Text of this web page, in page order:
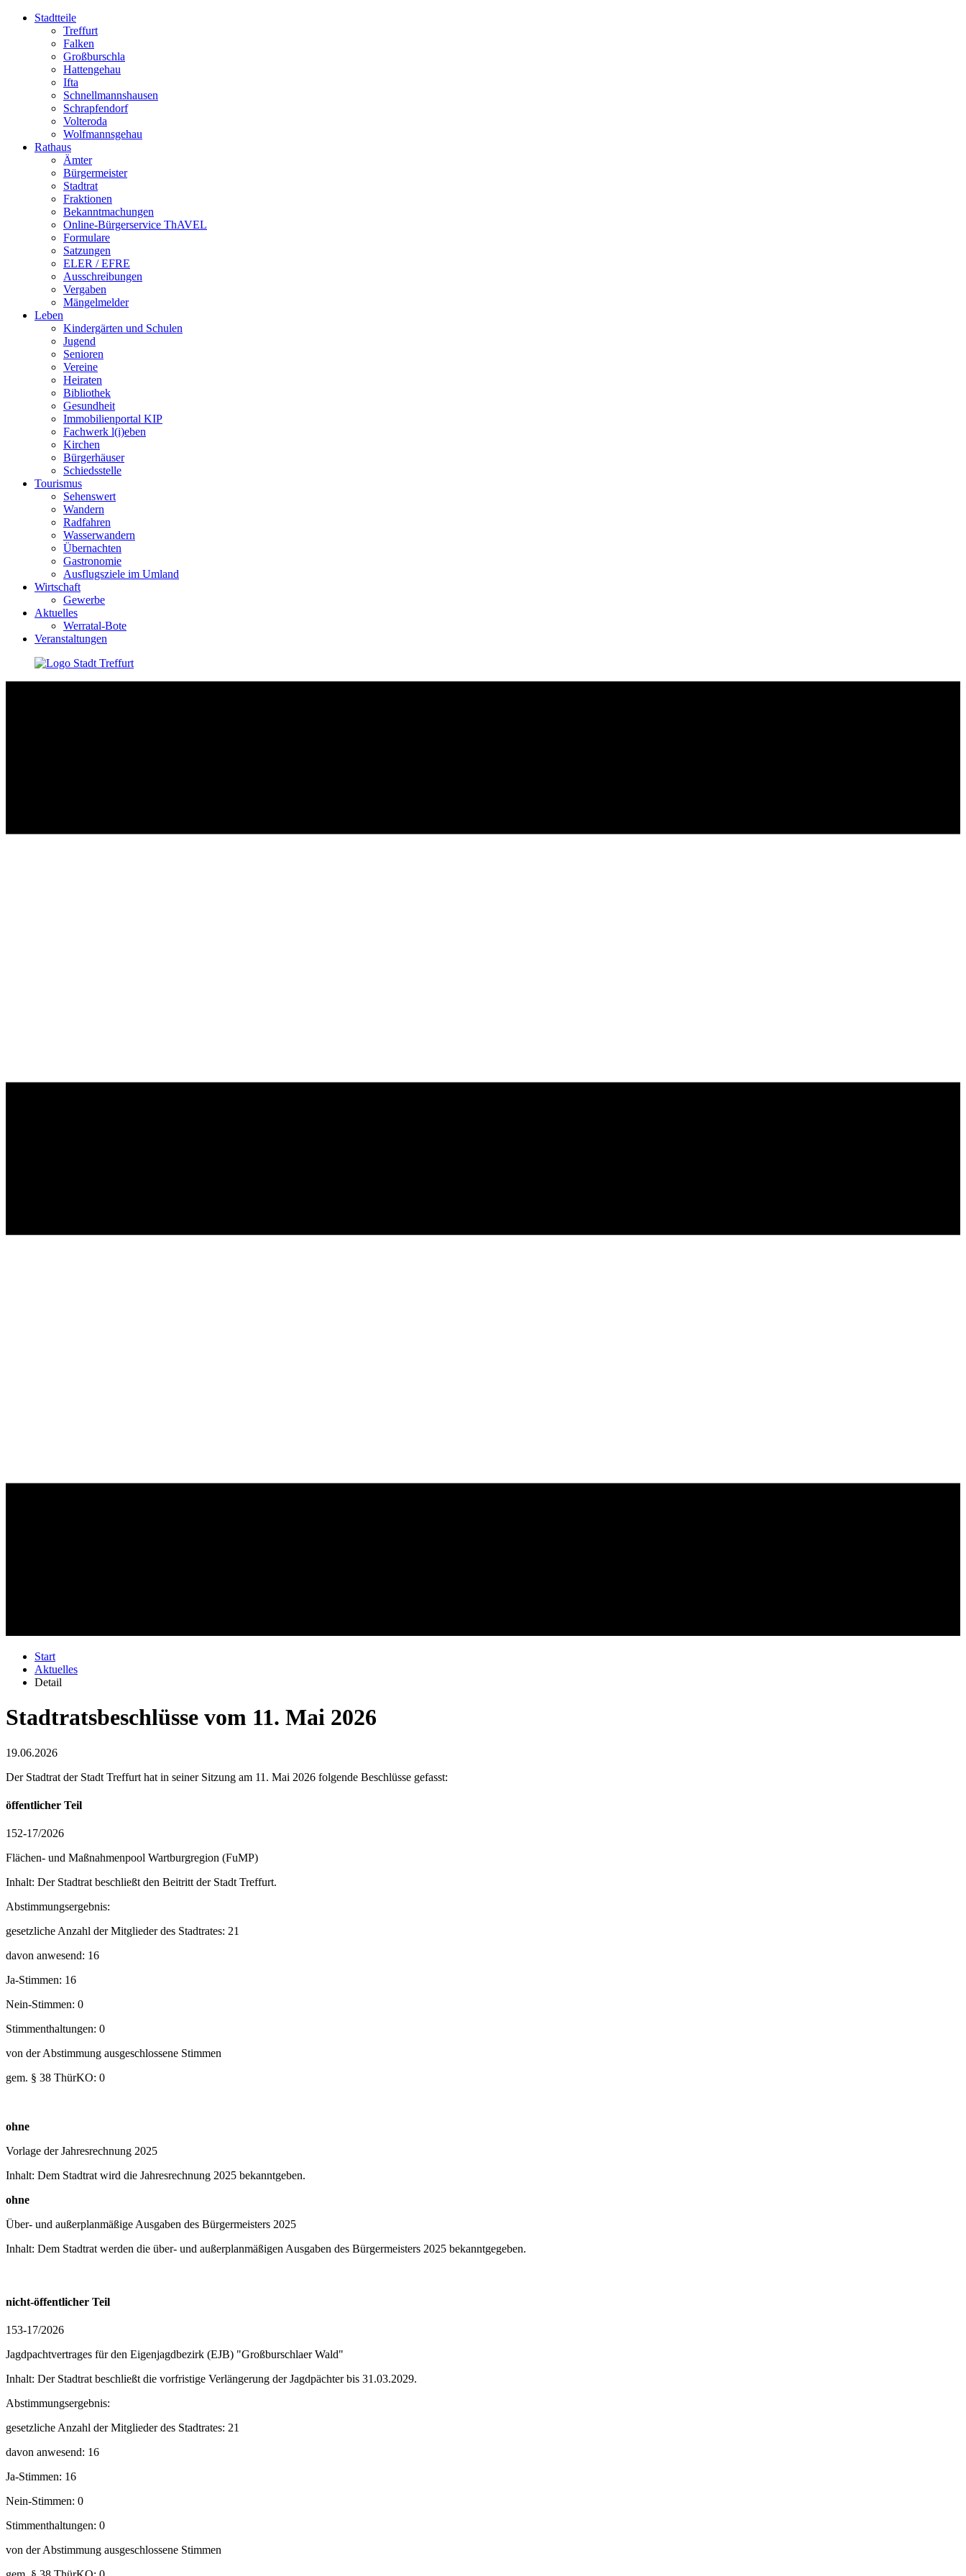
Stadtteile
Treffurt
Falken
Großburschla
Hattengehau
Ifta
Schnellmannshausen
Schrapfendorf
Volteroda
Wolfmannsgehau
Rathaus
Ämter
Bürgermeister
Stadtrat
Fraktionen
Bekanntmachungen
Online-Bürgerservice ThAVEL
Formulare
Satzungen
ELER / EFRE
Ausschreibungen
Vergaben
Mängelmelder
Leben
Kindergärten und Schulen
Jugend
Senioren
Vereine
Heiraten
Bibliothek
Gesundheit
Immobilienportal KIP
Fachwerk l(i)eben
Kirchen
Bürgerhäuser
Schiedsstelle
Tourismus
Sehenswert
Wandern
Radfahren
Wasserwandern
Übernachten
Gastronomie
Ausflugsziele im Umland
Wirtschaft
Gewerbe
Aktuelles
Werratal-Bote
Veranstaltungen
Start
Aktuelles
Detail
Stadtratsbeschlüsse vom 11. Mai 2026
19.06.2026
Der Stadtrat der Stadt Treffurt hat in seiner Sitzung am 11. Mai 2026 folgende Beschlüsse gefasst:
öffentlicher Teil
152-17/2026
Flächen- und Maßnahmenpool Wartburgregion (FuMP)
Inhalt: Der Stadtrat beschließt den Beitritt der Stadt Treffurt.
Abstimmungsergebnis:
gesetzliche Anzahl der Mitglieder des Stadtrates: 21
davon anwesend: 16
Ja-Stimmen: 16
Nein-Stimmen: 0
Stimmenthaltungen: 0
von der Abstimmung ausgeschlossene Stimmen
gem. § 38 ThürKO: 0
ohne
Vorlage der Jahresrechnung 2025
Inhalt: Dem Stadtrat wird die Jahresrechnung 2025 bekanntgeben.
ohne
Über- und außerplanmäßige Ausgaben des Bürgermeisters 2025
Inhalt: Dem Stadtrat werden die über- und außerplanmäßigen Ausgaben des Bürgermeisters 2025 bekanntgegeben.
nicht-öffentlicher Teil
153-17/2026
Jagdpachtvertrages für den Eigenjagdbezirk (EJB) "Großburschlaer Wald"
Inhalt: Der Stadtrat beschließt die vorfristige Verlängerung der Jagdpächter bis 31.03.2029.
Abstimmungsergebnis:
gesetzliche Anzahl der Mitglieder des Stadtrates: 21
davon anwesend: 16
Ja-Stimmen: 16
Nein-Stimmen: 0
Stimmenthaltungen: 0
von der Abstimmung ausgeschlossene Stimmen